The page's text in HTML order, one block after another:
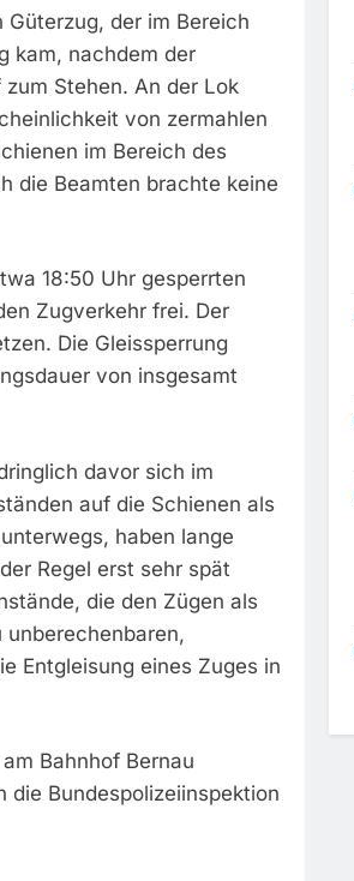
der im Bereich
kam, nachdem der
Stehen. An der Lok
von zermahlen
im Bereich des
die Beamten brachte keine
18:50 Uhr gesperrten
Zugverkehr frei. Der
Die Gleissperrung
von insgesamt
davor sich im
auf die Schienen als
haben lange
Regel erst sehr spät
die den Zügen als
Entgleisung eines Zuges in
Bahnhof Bernau
die Bundespolizeiinspektion